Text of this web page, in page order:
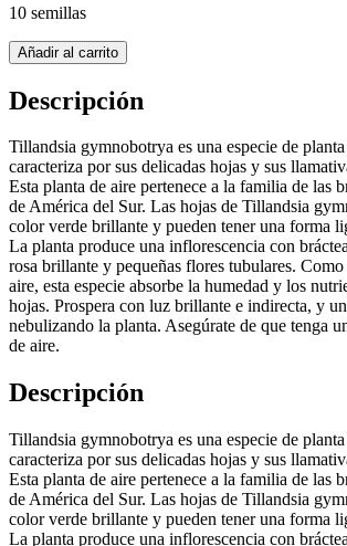
10 semillas
Añadir al carrito
Descripción
Tillandsia gymnobotrya es una especie de
caracteriza por sus delicadas hojas y sus
Esta planta de aire pertenece a la familia de las
de América del Sur. Las hojas de Tillandsia
color verde brillante y pueden tener una forma
La planta produce una inflorescencia con
rosa brillante y pequeñas flores tubulares. Como
aire, esta especie absorbe la humedad y los
hojas. Prospera con luz brillante e indirecta, y
nebulizando la planta. Asegúrate de que tenga
de aire.
Descripción
Tillandsia gymnobotrya es una especie de
caracteriza por sus delicadas hojas y sus
Esta planta de aire pertenece a la familia de las
de América del Sur. Las hojas de Tillandsia
color verde brillante y pueden tener una forma
La planta produce una inflorescencia con